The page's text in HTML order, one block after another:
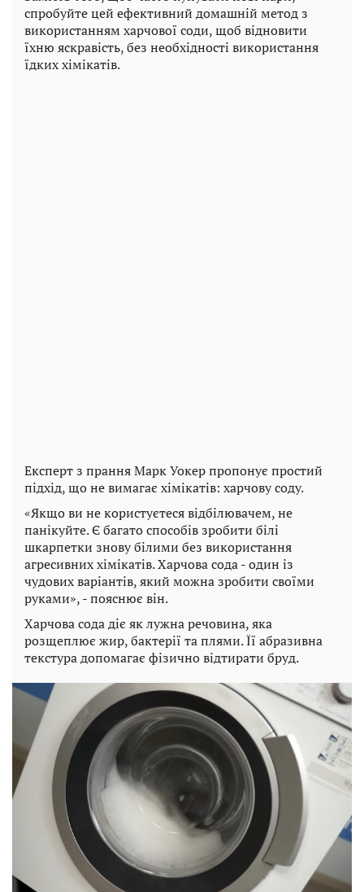
спробуйте цей ефективний домашній метод з
використанням харчової соди, щоб відновити
їхню яскравість, без необхідності використання
їдких хімікатів.
Експерт з прання Марк Уокер пропонує простий
підхід, що не вимагає хімікатів: харчову соду.
«Якщо ви не користуєтеся відбілювачем, не
панікуйте. Є багато способів зробити білі
шкарпетки знову білими без використання
агресивних хімікатів. Харчова сода - один із
чудових варіантів, який можна зробити своїми
руками», - пояснює він.
Харчова сода діє як лужна речовина, яка
розщеплює жир, бактерії та плями. Її абразивна
текстура допомагає фізично відтирати бруд.